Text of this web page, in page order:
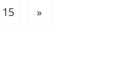
15 »